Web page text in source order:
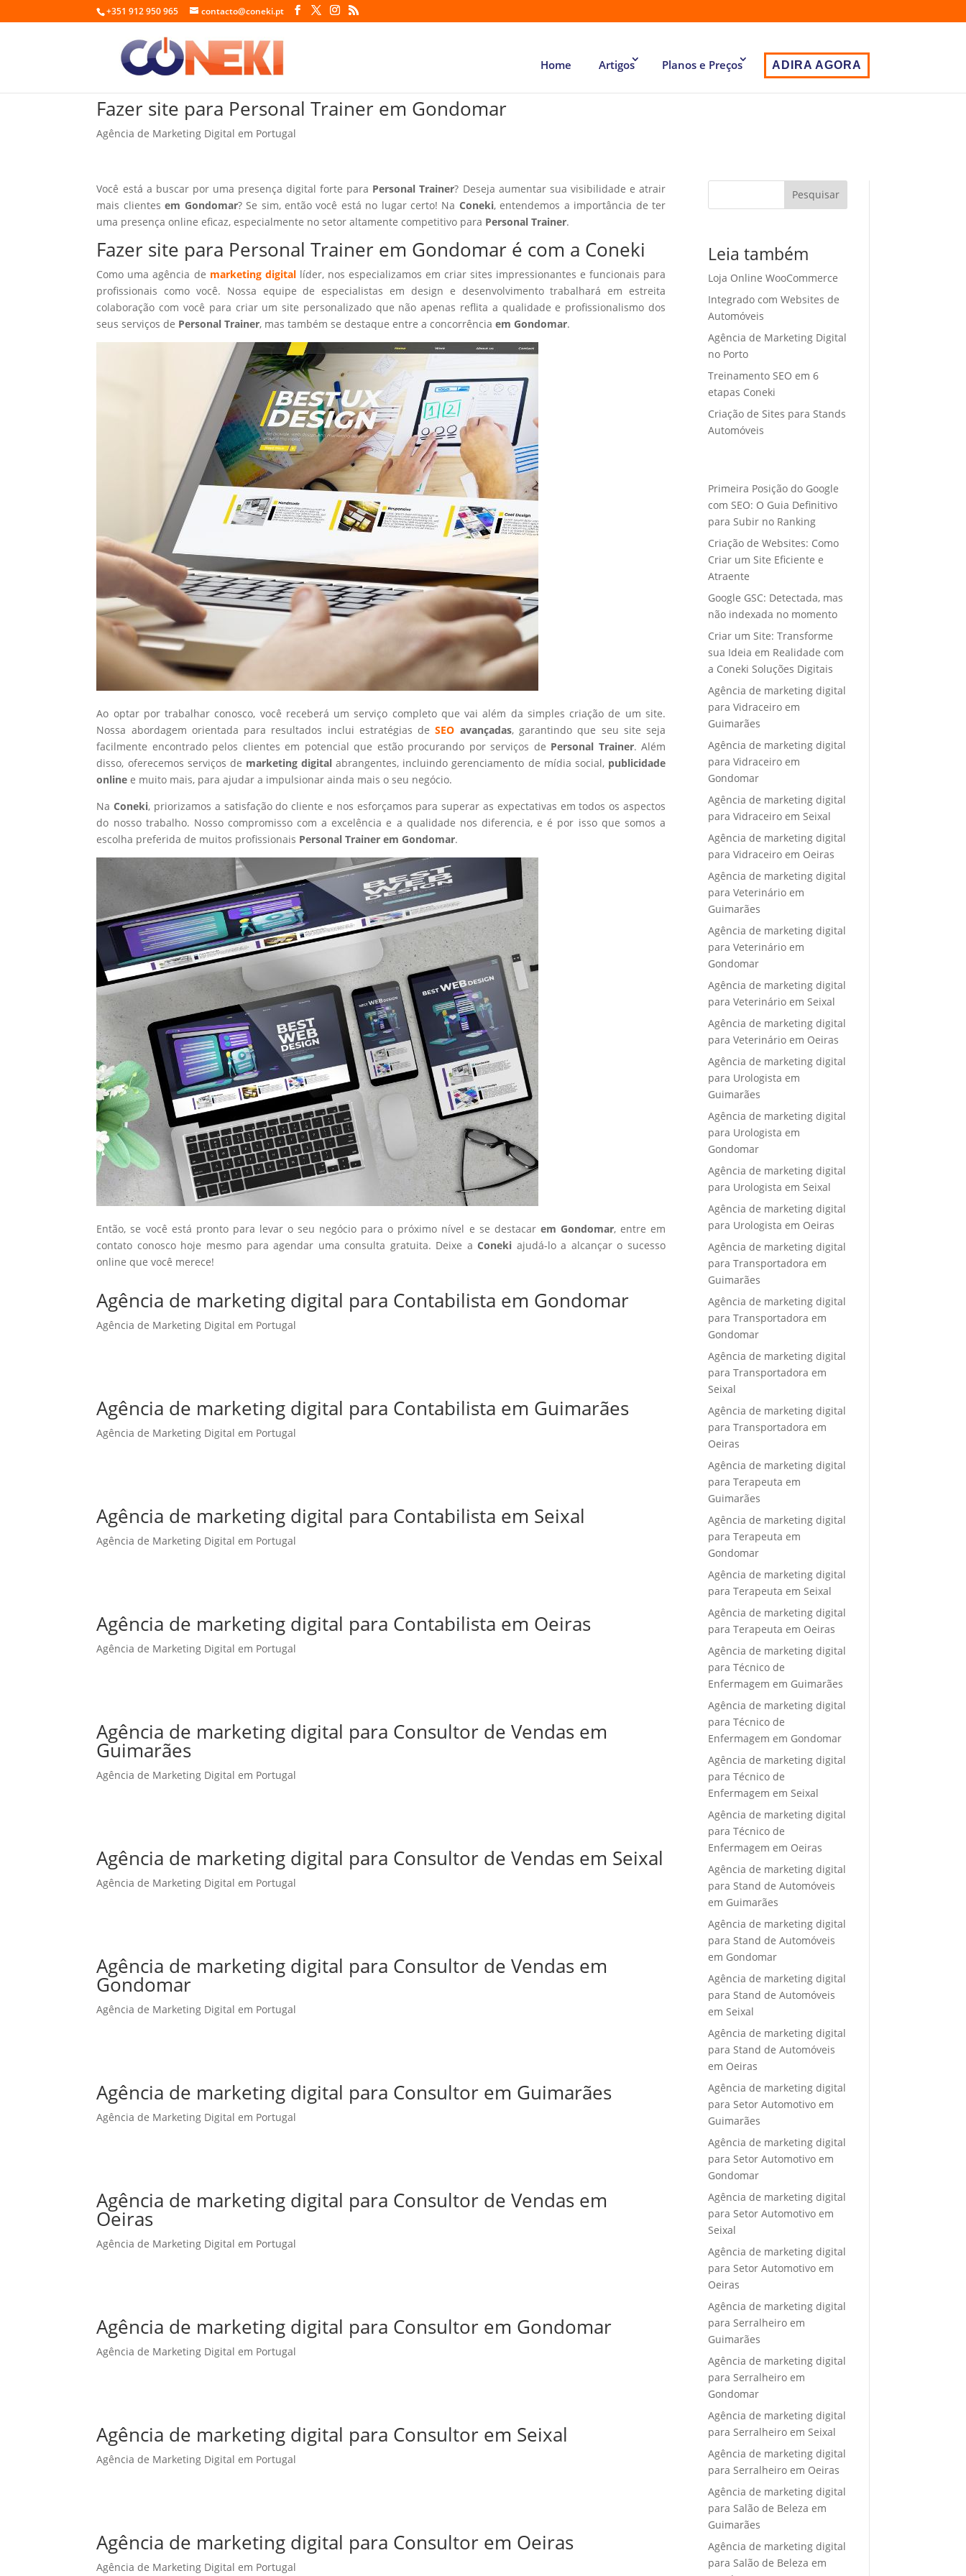
+351 912 950 965 contacto@coneki.pt
Home Artigos Planos e Preços ADIRA AGORA
Fazer site para Personal Trainer em Gondomar
Agência de Marketing Digital em Portugal
Você está a buscar por uma presença digital forte para Personal Trainer? Deseja aumentar sua visibilidade e atrair
mais clientesem Gondomar? Se sim, então você está no lugar certo! Na Coneki, entendemos a importância de ter
uma presença online eficaz, especialmente no setor altamente competitivo para Personal Trainer.
Fazer site para Personal Trainer em Gondomar é com a Coneki
Como uma agência de marketing digitallíder, nos especializamos em criar sites impressionantes e funcionais para
profissionais como você. Nossa equipe de especialistas em design e desenvolvimento trabalhará em estreita
colaboração com você para criar um site personalizado que não apenas reflita a qualidade e profissionalismo dos
seus serviços de Personal Trainer, mas também se destaque entre a concorrênciaem Gondomar.
Ao optar por trabalhar conosco, você receberá um serviço completo que vai além da simples criação de um site.
Nossa abordagem orientada para resultados inclui estratégias deSEO avançadas, garantindo que seu site seja
facilmente encontrado pelos clientes em potencial que estão procurando por serviços de Personal Trainer. Além
disso, oferecemos serviços de marketing digitalabrangentes, incluindo gerenciamento de mídia social, publicidade
online e muito mais, para ajudar a impulsionar ainda mais o seu negócio.
NaConeki, priorizamos a satisfação do cliente e nos esforçamos para superar as expectativas em todos os aspectos
do nosso trabalho. Nosso compromisso com a excelência e a qualidade nos diferencia, e é por isso que somos a
escolha preferida de muitos profissionais Personal Trainer em Gondomar.
Então, se você está pronto para levar o seu negócio para o próximo nível e se destacar em Gondomar, entre em
contato conosco hoje mesmo para agendar uma consulta gratuita. Deixe aConeki ajudá-lo a alcançar o sucesso
online que você merece!
Agência de marketing digital para Contabilista em Gondomar
Agência de Marketing Digital em Portugal
Agência de marketing digital para Contabilista em Guimarães
Agência de Marketing Digital em Portugal
Agência de marketing digital para Contabilista em Seixal
Agência de Marketing Digital em Portugal
Agência de marketing digital para Contabilista em Oeiras
Agência de Marketing Digital em Portugal
Agência de marketing digital para Consultor de Vendas em
Guimarães
Agência de Marketing Digital em Portugal
Agência de marketing digital para Consultor de Vendas em Seixal
Agência de Marketing Digital em Portugal
Agência de marketing digital para Consultor de Vendas em
Gondomar
Agência de Marketing Digital em Portugal
Agência de marketing digital para Consultor em Guimarães
Agência de Marketing Digital em Portugal
Agência de marketing digital para Consultor de Vendas em
Oeiras
Agência de Marketing Digital em Portugal
Agência de marketing digital para Consultor em Gondomar
Agência de Marketing Digital em Portugal
Agência de marketing digital para Consultor em Seixal
Agência de Marketing Digital em Portugal
Agência de marketing digital para Consultor em Oeiras
Agência de Marketing Digital em Portugal
Pesquisar
Leia também
Loja Online WooCommerce
Integrado com Websites de
Automóveis
Agência de Marketing Digital
no Porto
Treinamento SEO em 6
etapas Coneki
Criação de Sites para Stands
Automóveis
Primeira Posição do Google
com SEO: O Guia Definitivo
para Subir no Ranking
Criação de Websites: Como
Criar um Site Eficiente e
Atraente
Google GSC: Detectada, mas
não indexada no momento
Criar um Site: Transforme
sua Ideia em Realidade com
a Coneki Soluções Digitais
Agência de marketing digital
para Vidraceiro em
Guimarães
Agência de marketing digital
para Vidraceiro em
Gondomar
Agência de marketing digital
para Vidraceiro em Seixal
Agência de marketing digital
para Vidraceiro em Oeiras
Agência de marketing digital
para Veterinário em
Guimarães
Agência de marketing digital
para Veterinário em
Gondomar
Agência de marketing digital
para Veterinário em Seixal
Agência de marketing digital
para Veterinário em Oeiras
Agência de marketing digital
para Urologista em
Guimarães
Agência de marketing digital
para Urologista em
Gondomar
Agência de marketing digital
para Urologista em Seixal
Agência de marketing digital
para Urologista em Oeiras
Agência de marketing digital
para Transportadora em
Guimarães
Agência de marketing digital
para Transportadora em
Gondomar
Agência de marketing digital
para Transportadora em
Seixal
Agência de marketing digital
para Transportadora em
Oeiras
Agência de marketing digital
para Terapeuta em
Guimarães
Agência de marketing digital
para Terapeuta em
Gondomar
Agência de marketing digital
para Terapeuta em Seixal
Agência de marketing digital
para Terapeuta em Oeiras
Agência de marketing digital
para Técnico de
Enfermagem em Guimarães
Agência de marketing digital
para Técnico de
Enfermagem em Gondomar
Agência de marketing digital
para Técnico de
Enfermagem em Seixal
Agência de marketing digital
para Técnico de
Enfermagem em Oeiras
Agência de marketing digital
para Stand de Automóveis
em Guimarães
Agência de marketing digital
para Stand de Automóveis
em Gondomar
Agência de marketing digital
para Stand de Automóveis
em Seixal
Agência de marketing digital
para Stand de Automóveis
em Oeiras
Agência de marketing digital
para Setor Automotivo em
Guimarães
Agência de marketing digital
para Setor Automotivo em
Gondomar
Agência de marketing digital
para Setor Automotivo em
Seixal
Agência de marketing digital
para Setor Automotivo em
Oeiras
Agência de marketing digital
para Serralheiro em
Guimarães
Agência de marketing digital
para Serralheiro em
Gondomar
Agência de marketing digital
para Serralheiro em Seixal
Agência de marketing digital
para Serralheiro em Oeiras
Agência de marketing digital
para Salão de Beleza em
Guimarães
Agência de marketing digital
para Salão de Beleza em